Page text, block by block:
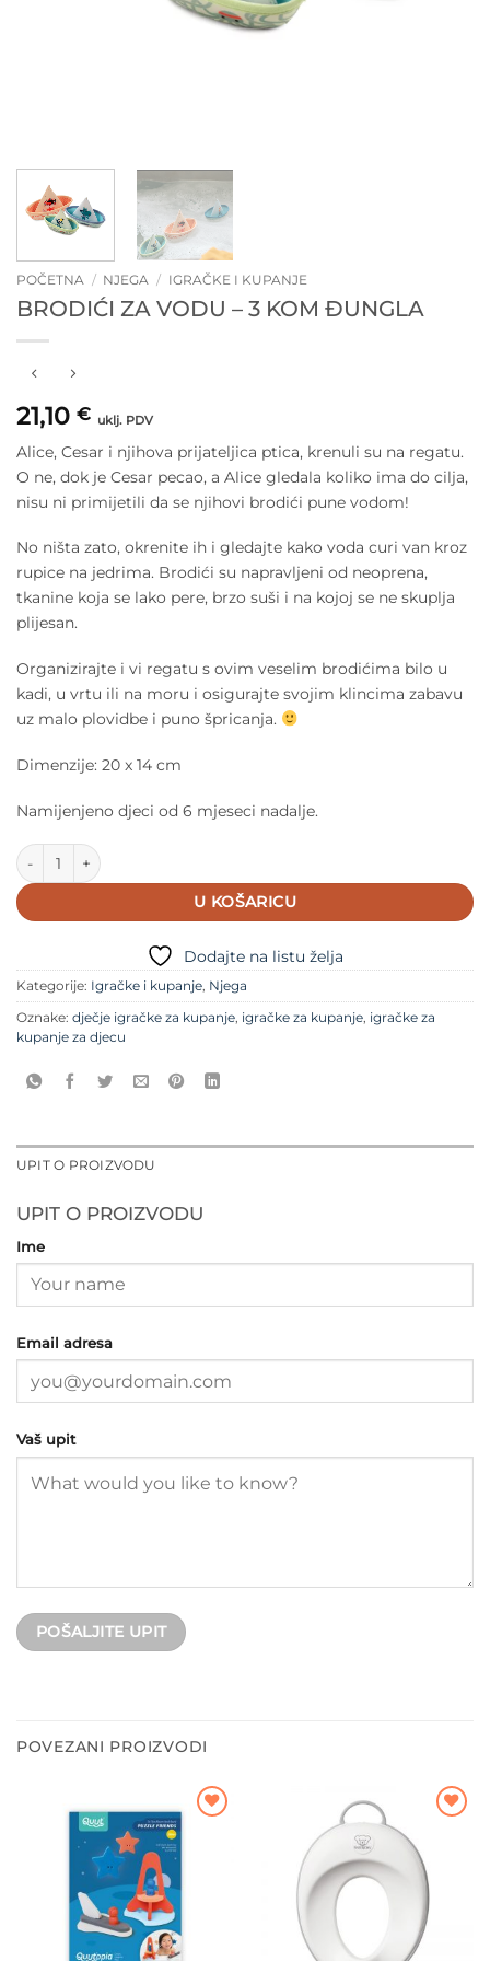
POČETNA / NJEGA / IGRAČKE I KUPANJE
BRODIĆI ZA VODU – 3 KOM ĐUNGLA
21,10 € uklj. PDV
Alice, Cesar i njihova prijateljica ptica, krenuli su na regatu.
O ne, dok je Cesar pecao, a Alice gledala koliko ima do cilja,
nisu ni primijetili da se njihovi brodići pune vodom!
No ništa zato, okrenite ih i gledajte kako voda curi van kroz
rupice na jedrima. Brodići su napravljeni od neoprena,
tkanine koja se lako pere, brzo suši i na kojoj se ne skuplja
plijesan.
Organizirajte i vi regatu s ovim veselim brodićima bilo u
kadi, u vrtu ili na moru i osigurajte svojim klincima zabavu
uz malo plovidbe i puno špricanja.
Dimenzije: 20 x 14 cm
Namijenjeno djeci od 6 mjeseci nadalje.
Brodići za vodu - 3 kom Đungla količina
U KOŠARICU
Dodajte na listu želja
Kategorije: Igračke i kupanje, Njega
Oznake: dječje igračke za kupanje, igračke za kupanje, igračke za
kupanje za djecu
UPIT O PROIZVODU
UPIT O PROIZVODU
Ime
Email adresa
Vaš upit
POVEZANI PROIZVODI
Dodajte